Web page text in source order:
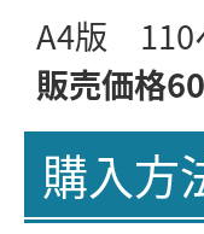
A4版 110
販売価格
購入方